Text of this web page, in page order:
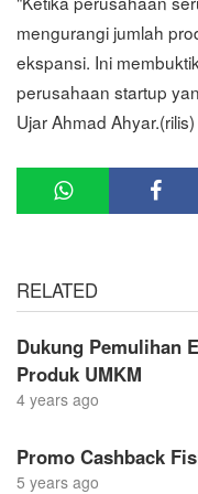
mengurangi jumlah
ekspansi. Ini
perusahaan startup
Ujar Ahmad Ahyar.(rilis)
RELATED
Dukung Pemulihan
Produk UMKM
4 years ago
Promo Cashback
5 years ago